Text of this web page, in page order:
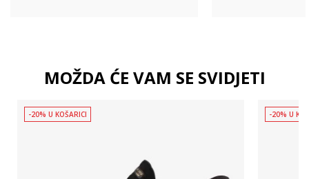
MOŽDA ĆE VAM SE SVIDJETI
-20% U KOŠARICI -20% U